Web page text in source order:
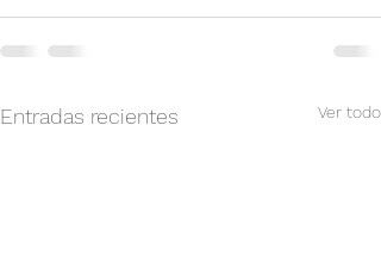
Entradas recientes Ver todo